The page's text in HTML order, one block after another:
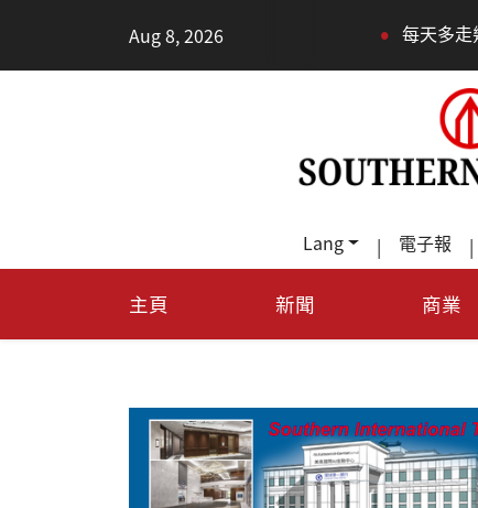
Aug 8, 2026 每天多走幾步路，老少都受益
Lang | 電子報 |
主頁 新聞 商業